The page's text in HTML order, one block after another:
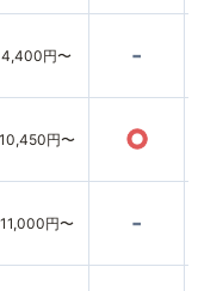
4,400円〜 -
10,450円〜 ○
11,000円〜 -